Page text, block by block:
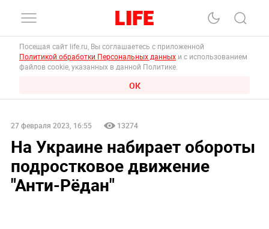
Посещая сайт life.ru, Вы соглашаетесь с приложенной
Политикой обработки Персональных данных и с использованием
файлов cookie, указанных в данной Политике.
ОК
27 февраля 2023, 16:55 13274
На Украине набирает обороты
подростковое движение
"Анти-Рёдан"